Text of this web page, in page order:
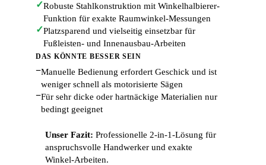
✓Robuste Stahlkonstruktion mit Winkelhalbierer-
Funktion für exakte Raumwinkel-Messungen
✓Platzsparend und vielseitig einsetzbar für
Fußleisten- und Innenausbau-Arbeiten
DAS KÖNNTE BESSER SEIN
−Manuelle Bedienung erfordert Geschick und ist
weniger schnell als motorisierte Sägen
−Für sehr dicke oder hartnäckige Materialien nur
bedingt geeignet
Unser Fazit: Professionelle 2-in-1-Lösung für
anspruchsvolle Handwerker und exakte
Winkel-Arbeiten.